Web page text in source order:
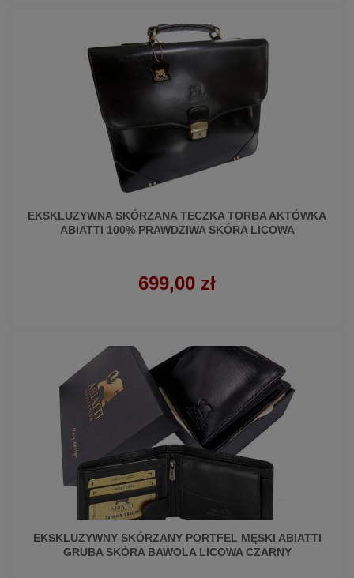
EKSKLUZYWNA SKÓRZANA TECZKA TORBA AKTÓWKA
ABIATTI 100% PRAWDZIWA SKÓRA LICOWA
699,00 zł
EKSKLUZYWNY SKÓRZANY PORTFEL MĘSKI ABIATTI
GRUBA SKÓRA BAWOLA LICOWA CZARNY